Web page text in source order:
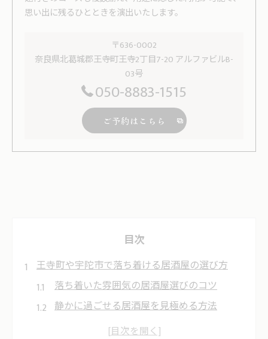
思い出に残るひとときを演出いたします。
〒636-0002
奈良県北葛城郡王寺町王寺2丁目7-20 アルファビルB-
03号
050-8883-1515
ご予約はこちら
目次
王寺町や宇陀市で落ち着ける居酒屋の選び方
落ち着いた雰囲気の居酒屋選びのコツ
静かに過ごせる居酒屋を見極める方法
地元密着型居酒屋の魅力と選択基準